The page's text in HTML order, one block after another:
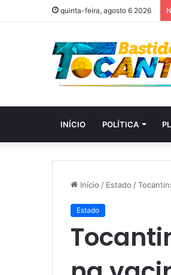
quinta-feira, agosto 6 2026
INÍCIO POLÍTICA
Início / Estado /
Estado